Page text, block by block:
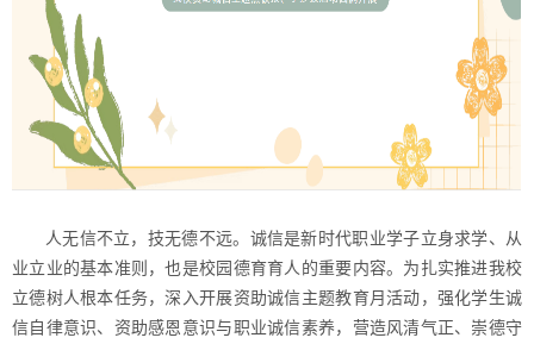
人无信不立，技无德不远。诚信是新时代职业学子立身求学、从
业立业的基本准则，也是校园德育育人的重要内容。为扎实推进我校
立德树人根本任务，深入开展资助诚信主题教育月活动，强化学生诚
信自律意识、资助感恩意识与职业诚信素养，营造风清气正、崇德守